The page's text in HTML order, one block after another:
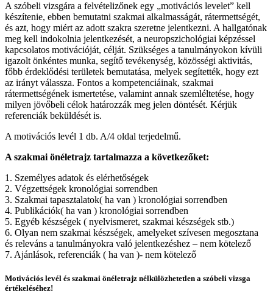
A szóbeli vizsgára a felvételizőnek egy „motivációs levelet” kell
készítenie, ebben bemutatni szakmai alkalmasságát, rátermettségét,
és azt, hogy miért az adott szakra szeretne jelentkezni. A hallgatónak
meg kell indokolnia jelentkezését, a neuropszichológiai képzéssel
kapcsolatos motivációját, célját. Szükséges a tanulmányokon kívüli
igazolt önkéntes munka, segítő tevékenység, közösségi aktivitás,
főbb érdeklődési területek bemutatása, melyek segítették, hogy ezt
az irányt válassza. Fontos a kompetenciáinak, szakmai
rátermettségének ismertetése, valamint annak szemléltetése, hogy
milyen jövőbeli célok határozzák meg jelen döntését. Kérjük
referenciák beküldését is.
A motivációs levél 1 db. A/4 oldal terjedelmű.
A szakmai önéletrajz tartalmazza a következőket:
1. Személyes adatok és elérhetőségek
2. Végzettségek kronológiai sorrendben
3. Szakmai tapasztalatok( ha van ) kronológiai sorrendben
4. Publikációk( ha van ) kronológiai sorrendben
5. Egyéb készségek ( nyelvismeret, szakmai készségek stb.)
6. Olyan nem szakmai készségek, amelyeket szívesen megosztana
és releváns a tanulmányokra való jelentkezéshez – nem kötelező
7. Ajánlások, referenciák ( ha van )- nem kötelező
Motivációs levél és szakmai önéletrajz nélkülözhetetlen a szóbeli vizsga
értékeléséhez!